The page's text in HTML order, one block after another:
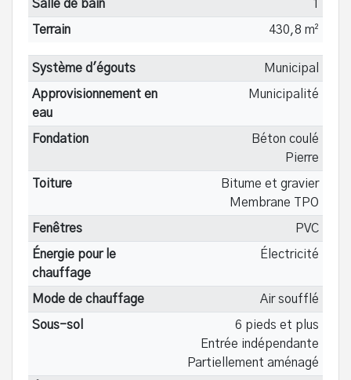
Salle de bain
Terrain 430,8 m²
Système d'égouts Municipal
Approvisionnement en
eau
Municipalité
Fondation
Béton coulé
Pierre
Toiture
Bitume et gravier
Membrane TPO
Fenêtres PVC
Énergie pour le
chauffage
Électricité
Mode de chauffage Air soufflé
Sous-sol
6 pieds et plus
Entrée indépendante
Partiellement aménagé